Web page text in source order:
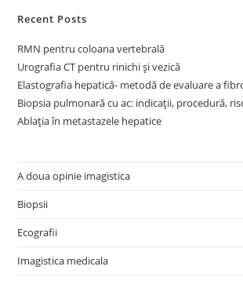
Recent Posts
RMN pentru coloana vertebrală
Urografia CT pentru rinichi și vezică
Elastografia hepatică- metodă de evaluare a
Biopsia pulmonară cu ac: indicații, procedură,
Ablația în metastazele hepatice
A doua opinie imagistica
Biopsii
Ecografii
Imagistica medicala